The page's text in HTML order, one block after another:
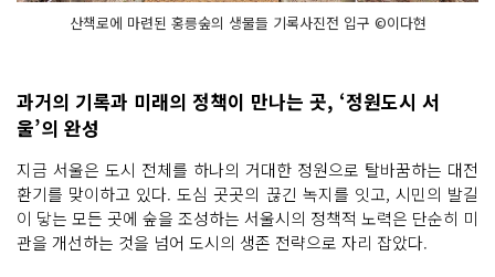
산책로에 마련된 홍릉숲의 생물들 기록사진전 입구 ©이다현
과거의 기록과 미래의 정책이 만나는 곳, ‘정원도시 서
울’의 완성
지금 서울은 도시 전체를 하나의 거대한 정원으로 탈바꿈하는 대전
환기를 맞이하고 있다. 도심 곳곳의 끊긴 녹지를 잇고, 시민의 발길
이 닿는 모든 곳에 숲을 조성하는 서울시의 정책적 노력은 단순히 미
관을 개선하는 것을 넘어 도시의 생존 전략으로 자리 잡았다.